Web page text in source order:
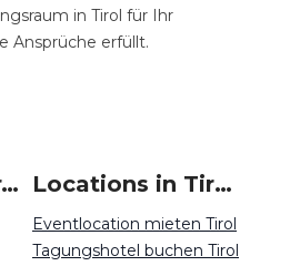
in Tirol für Ihr
Ansprüche erfüllt.
veranstaltungsraum-firmenevents um Tirol Locations in Tirol mieten
Eventlocation mieten Tirol
Tagungshotel buchen Tirol